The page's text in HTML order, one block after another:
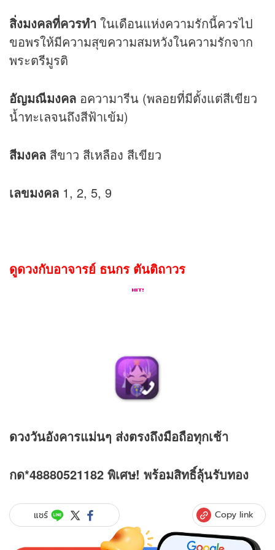
สิ่งมงคลที่ควรทำ ในเดือนแห่งความรักนี้ควรไป
ขอพรให้มีความสุขความสมหวังในความรักจาก
พระตรีมูรติ
อัญมณีมงคล อความารีน (พลอยที่มีตั้งแต่สีเขียว
น้ำทะเลจนถึงสีฟ้าเข้ม)
สีมงคล สีขาว สีเหลือง สีเขียว
เลขมงคล 1, 2, 5, 9
ดูดวงกับอาจารย์ ธนกร ตันติถาวร
ดวงวันอังคารแม่นๆ ส่งตรงถึงมือถือทุกเช้า
กด*48880521182 พิเศษ! พร้อมสิทธิ์ลุ้นรับทอง
แชร์ Copy link